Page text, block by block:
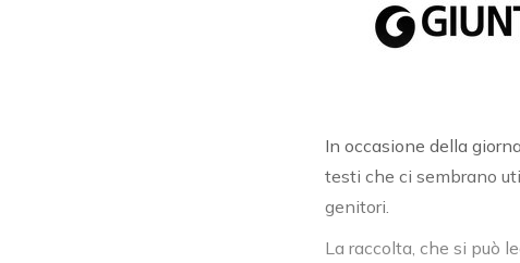
In occasione della
testi che ci sembrano
genitori.
La raccolta, che si può